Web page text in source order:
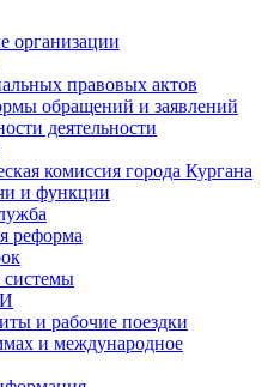
организации
правовых актов
обращений и заявлений
деятельности
комиссия города Кургана
и функции
реформа
и рабочие поездки
и международное